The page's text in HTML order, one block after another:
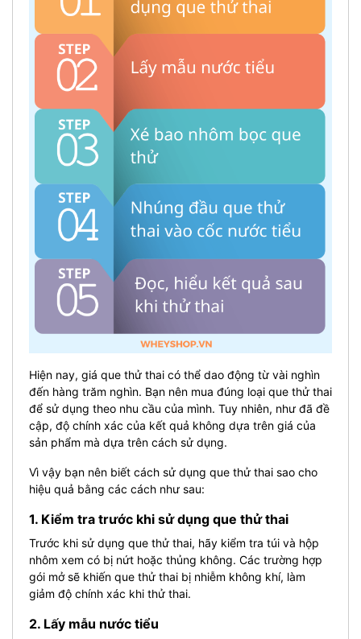
Hiện nay, giá que thử thai có thể dao động từ vài nghìn
đến hàng trăm nghìn. Bạn nên mua đúng loại que thử thai
để sử dụng theo nhu cầu của mình. Tuy nhiên, như đã đề
cập, độ chính xác của kết quả không dựa trên giá của
sản phẩm mà dựa trên cách sử dụng.
Vì vậy bạn nên biết cách sử dụng que thử thai sao cho
hiệu quả bằng các cách như sau:
1. Kiểm tra trước khi sử dụng que thử thai
Trước khi sử dụng que thử thai, hãy kiểm tra túi và hộp
nhôm xem có bị nứt hoặc thủng không. Các trường hợp
gói mở sẽ khiến que thử thai bị nhiễm không khí, làm
giảm độ chính xác khi thử thai.
2. Lấy mẫu nước tiểu